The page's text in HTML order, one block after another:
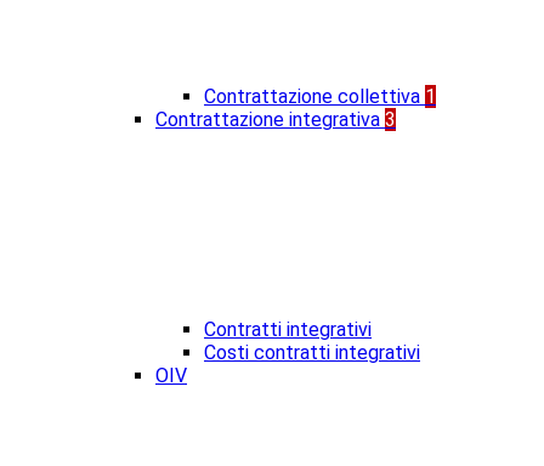
Contrattazione collettiva 1
Contrattazione integrativa 3
Contratti integrativi
Costi contratti integrativi
OIV